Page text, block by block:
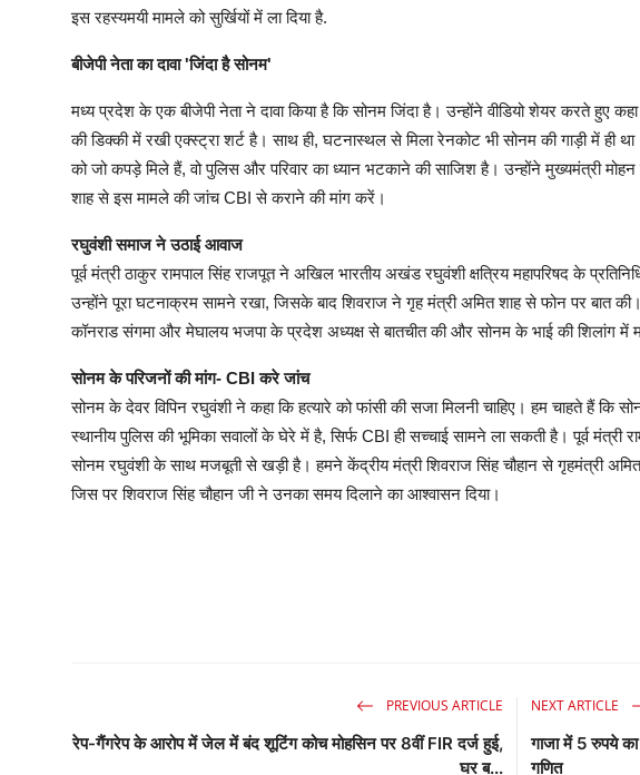
इस रहस्यमयी मामले को सुर्खियों में ला दिया है.
बीजेपी नेता का दावा 'जिंदा है सोनम'
मध्य प्रदेश के एक बीजेपी नेता ने दावा किया है कि सोनम जिंदा है। उन्होंने वीडियो शेयर करते हुए
की डिक्की में रखी एक्स्ट्रा शर्ट है। साथ ही, घटनास्थल से मिला रेनकोट भी सोनम की गाड़ी में ही
को जो कपड़े मिले हैं, वो पुलिस और परिवार का ध्यान भटकाने की साजिश है। उन्होंने मुख्यमंत्री
शाह से इस मामले की जांच CBI से कराने की मांग करें।
रघुवंशी समाज ने उठाई आवाज
पूर्व मंत्री ठाकुर रामपाल सिंह राजपूत ने अखिल भारतीय अखंड रघुवंशी क्षत्रिय महापरिषद के
उन्होंने पूरा घटनाक्रम सामने रखा, जिसके बाद शिवराज ने गृह मंत्री अमित शाह से फोन पर बात
कॉनराड संगमा और मेघालय भजपा के प्रदेश अध्यक्ष से बातचीत की और सोनम के भाई की शिलांग में
सोनम के परिजनों की मांग- CBI करे जांच
सोनम के देवर विपिन रघुवंशी ने कहा कि हत्यारे को फांसी की सजा मिलनी चाहिए। हम चाहते हैं कि
स्थानीय पुलिस की भूमिका सवालों के घेरे में है, सिर्फ CBI ही सच्चाई सामने ला सकती है। पूर्व मंत्री
सोनम रघुवंशी के साथ मजबूती से खड़ी है। हमने केंद्रीय मंत्री शिवराज सिंह चौहान से गृहमंत्री
जिस पर शिवराज सिंह चौहान जी ने उनका समय दिलाने का आश्वासन दिया।
PREVIOUS ARTICLE
रेप-गैंगरेप के आरोप में जेल में बंद शूटिंग कोच मोहसिन पर 8वीं FIR दर्ज हुई,
घर ब...
NEXT ARTICLE
गाजा में 5 रुपये
गणित